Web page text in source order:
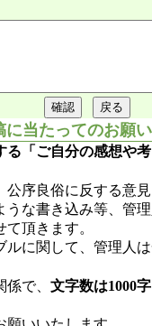
当たってのお願
る「ご自分の感想や
公序良俗に反する意
うな書き込み等、管
頂きます。
ルに関して、管理人
で、 文字数は1000